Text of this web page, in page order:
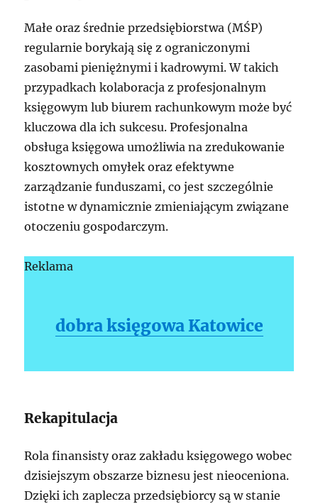
Małe oraz średnie przedsiębiorstwa (MŚP)
regularnie borykają się z ograniczonymi
zasobami pieniężnymi i kadrowymi. W takich
przypadkach kolaboracja z profesjonalnym
księgowym lub biurem rachunkowym może być
kluczowa dla ich sukcesu. Profesjonalna
obsługa księgowa umożliwia na zredukowanie
kosztownych omyłek oraz efektywne
zarządzanie funduszami, co jest szczególnie
istotne w dynamicznie zmieniającym związane
otoczeniu gospodarczym.
Reklama
dobra księgowa Katowice
Rekapitulacja
Rola finansisty oraz zakładu księgowego wobec
dzisiejszym obszarze biznesu jest nieoceniona.
Dzięki ich zaplecza przedsiębiorcy są w stanie